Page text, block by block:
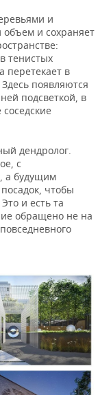
и
объем и сохраняет
тенистых
перетекает в
появляются
подсветкой, в
дендролог.
с
а будущим
чтобы
и есть та
обращено не на